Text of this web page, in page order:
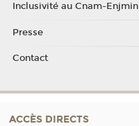
Inclusivité au Cnam-Enjmin
Presse
Contact
ACCÈS DIRECTS